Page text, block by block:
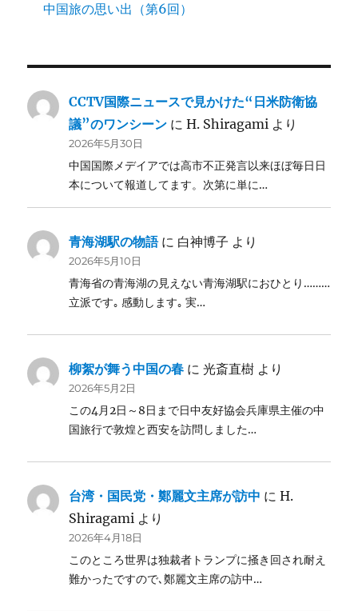
中国旅の思い出（第6回）
CCTV国際ニュースで見かけた“日米防衛協
議”のワンシーン にH. Shiragami より
2026年5月30日
中国国際メデイアでは高市不正発言以来ほぼ毎日日
本について報道してます。次第に単に…
青海湖駅の物語に 白神博子 より
2026年5月10日
青海省の青海湖の見えない青海湖駅におひとり………
立派です｡ 感動します｡ 実…
柳絮が舞う中国の春 に光斎直樹 より
2026年5月2日
この4月2日～8日まで日中友好協会兵庫県主催の中
国旅行で敦煌と西安を訪問しました…
台湾・国民党・鄭麗文主席が訪中 にH.
Shiragami より
2026年4月18日
このところ世界は独裁者トランプに掻き回され耐え
難かったですので､鄭麗文主席の訪中…